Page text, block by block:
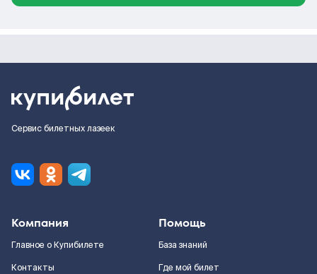
Сервис билетных лазеек
Компания
Главное о Купибилете
Контакты
Помощь
База знаний
Где мой билет